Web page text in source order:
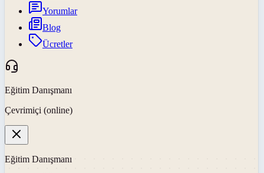
Yorumlar
Blog
Ücretler
Eğitim Danışmanı
Çevrimiçi (online)
Eğitim Danışmanı